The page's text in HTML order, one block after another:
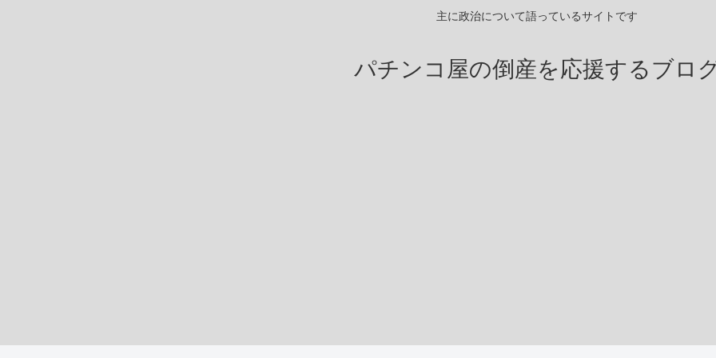
主に政治について語っているサイトです
パチンコ屋の倒産を応援するブロ